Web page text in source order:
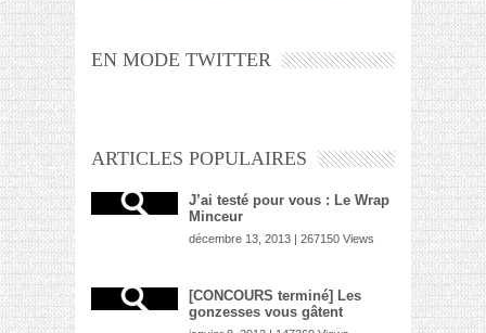
EN MODE TWITTER
ARTICLES POPULAIRES
J’ai testé pour vous : Le Wrap
Minceur
décembre 13, 2013 | 267150 Views
[CONCOURS terminé] Les
gonzesses vous gâtent